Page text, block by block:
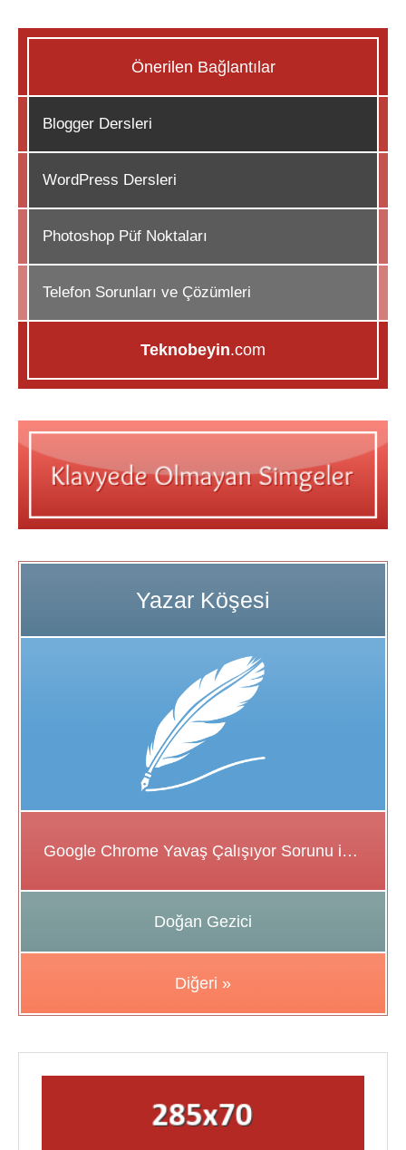
Önerilen Bağlantılar
Blogger Dersleri
WordPress Dersleri
Photoshop Püf Noktaları
Telefon Sorunları ve Çözümleri
Teknobeyin.com
Google Chrome Yavaş Çalışıyor Sorunu için Çözüm Önerileri
Doğan Gezici
Diğeri »